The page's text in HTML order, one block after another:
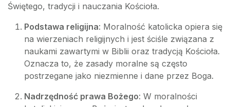
Świętego, tradycji i nauczania Kościoła.
Podstawa religijna: Moralność katolicka opiera się
na wierzeniach religijnych i jest ściśle związana z
naukami zawartymi w Biblii oraz tradycją Kościoła.
Oznacza to, że zasady moralne są często
postrzegane jako niezmienne i dane przez Boga.
Nadrzędność prawa Bożego: W moralności